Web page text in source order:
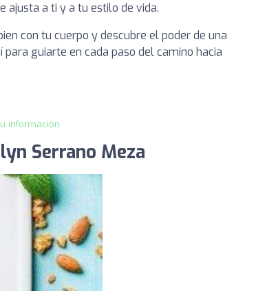
ajusta a ti y a tu estilo de vida.
con tu cuerpo y descubre el poder de una
para guiarte en cada paso del camino hacia
información
Serrano Meza